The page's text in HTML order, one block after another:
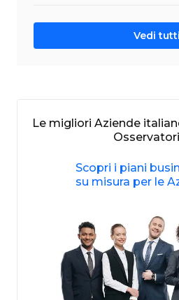
Vedi tutti
Le migliori Aziende
Scopri i piani
su misura per le